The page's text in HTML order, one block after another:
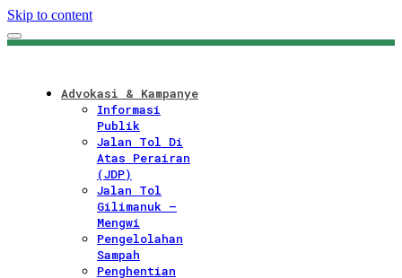
Skip to content
Advokasi & Kampanye
Informasi
Publik
Jalan Tol Di
Atas Perairan
(JDP)
Jalan Tol
Gilimanuk –
Mengwi
Pengelolahan
Sampah
Penghentian